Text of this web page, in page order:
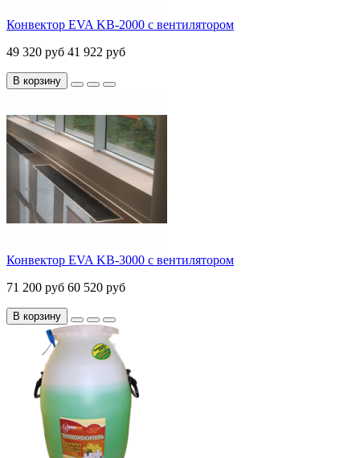
Конвектор EVA KB-2000 с вентилятором
49 320 руб 41 922 руб
В корзину
Конвектор EVA KB-3000 с вентилятором
71 200 руб 60 520 руб
В корзину